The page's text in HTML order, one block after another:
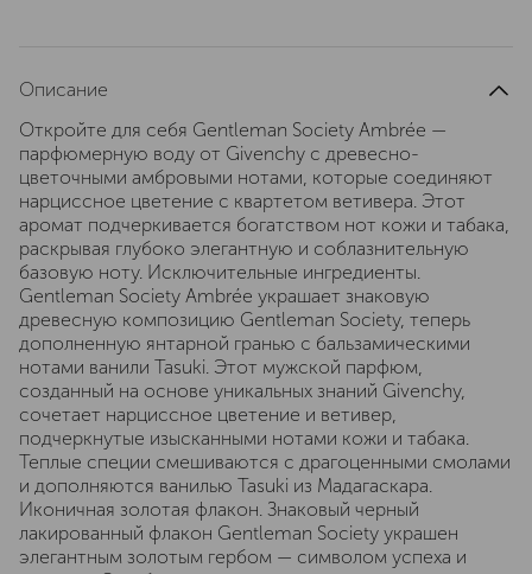
Описание
Откройте для себя Gentleman Society Ambrée —
парфюмерную воду от Givenchy с древесно-
цветочными амбровыми нотами, которые соединяют
нарциссное цветение с квартетом ветивера. Этот
аромат подчеркивается богатством нот кожи и табака,
раскрывая глубоко элегантную и соблазнительную
базовую ноту. Исключительные ингредиенты.
Gentleman Society Ambrée украшает знаковую
древесную композицию Gentleman Society, теперь
дополненную янтарной гранью с бальзамическими
нотами ванили Tasuki. Этот мужской парфюм,
созданный на основе уникальных знаний Givenchy,
сочетает нарциссное цветение и ветивер,
подчеркнутые изысканными нотами кожи и табака.
Теплые специи смешиваются с драгоценными смолами
и дополняются ванилью Tasuki из Мадагаскара.
Иконичная золотая флакон. Знаковый черный
лакированный флакон Gentleman Society украшен
элегантным золотым гербом — символом успеха и